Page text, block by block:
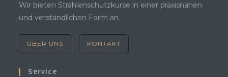
Wir bieten Strahlenschutzkurse in einer praxisnahen
und verständlichen Form an.
ÜBER UNS KONTAKT
Service